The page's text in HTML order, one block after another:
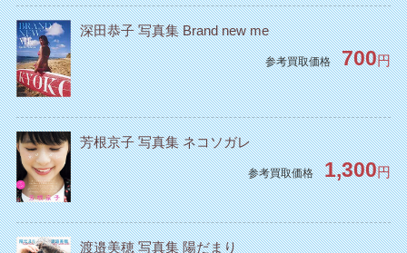
深田恭子 写真集 Brand new me
参考買取価格 700円
芳根京子 写真集 ネコソガレ
参考買取価格 1,300円
渡邉美穂 写真集 陽だまり